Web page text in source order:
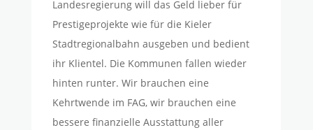
Landesregierung will das Geld lieber für
Prestigeprojekte wie für die Kieler
Stadtregionalbahn ausgeben und bedient
ihr Klientel. Die Kommunen fallen wieder
hinten runter. Wir brauchen eine
Kehrtwende im FAG, wir brauchen eine
bessere finanzielle Ausstattung aller